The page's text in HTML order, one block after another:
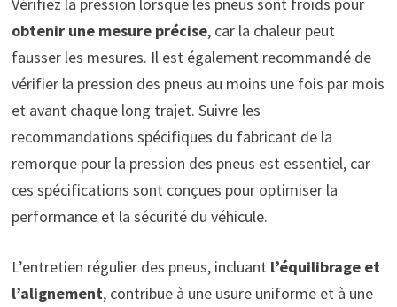
obtenir une mesure précise, car la chaleur peut
fausser les mesures. Il est également recommandé de
vérifier la pression des pneus au moins une fois par mois
et avant chaque long trajet. Suivre les
recommandations spécifiques du fabricant de la
remorque pour la pression des pneus est essentiel, car
ces spécifications sont conçues pour optimiser la
performance et la sécurité du véhicule.
L’entretien régulier des pneus, incluant l’équilibrage et
l’alignement, contribue à une usure uniforme et à une